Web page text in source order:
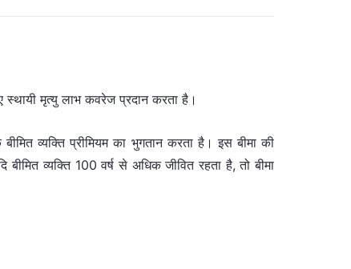
स्थायी मृत्यु लाभ कवरेज प्रदान करता है।
व्यक्ति प्रीमियम का भुगतान करता है। इस बीमा की
व्यक्ति 100 वर्ष से अधिक जीवित रहता है, तो बीमा